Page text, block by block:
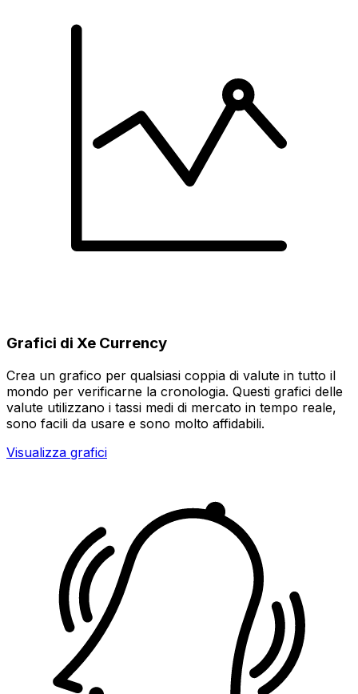
Grafici di Xe Currency
Crea un grafico per qualsiasi coppia di valute in tutto il
mondo per verificarne la cronologia. Questi grafici delle
valute utilizzano i tassi medi di mercato in tempo reale,
sono facili da usare e sono molto affidabili.
Visualizza grafici